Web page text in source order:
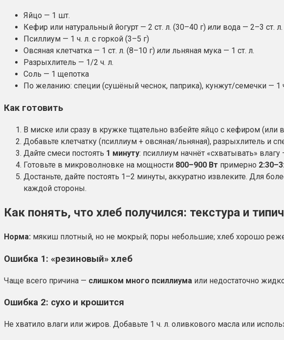
Яйцо — 1 шт.
Кефир или натуральный йогурт — 2 ст. л. (30–40 г) или вода — 2–3 ст. л.
Псиллиум — 1 ч. л. с горкой (3–5 г)
Овсяная клетчатка — 1 ст. л. (8–10 г) или льняная мука — 1 ст. л.
Разрыхлитель — 1/2 ч. л.
Соль — 1 щепотка
По желанию: специи (сушёный чеснок, паприка), кунжут/семечки — 1
Как готовить
В миске или сразу в кружке тщательно взбейте яйцо с кефиром (или
Добавьте клетчатку (псиллиум + овсяная/льняная), разрыхлитель и
Дайте смеси постоять 1 минуту: псиллиум начнёт «схватывать» влагу
Готовьте в микроволновке на мощности 800–900 Вт примерно
Достаньте, дайте постоять 1–2 минуты, аккуратно извлеките. Для
каждой стороны.
Как понять, что хлеб получился: текстура и
Норма: мякиш плотный, но не мокрый; поры небольшие; хлеб хорошо
Ошибка 1: «резиновый» хлеб
Чаще всего причина — слишком много псиллиума или недостаточно
Ошибка 2: сухо и крошится
Не хватило влаги или жиров. Добавьте 1 ч. л. оливкового масла или